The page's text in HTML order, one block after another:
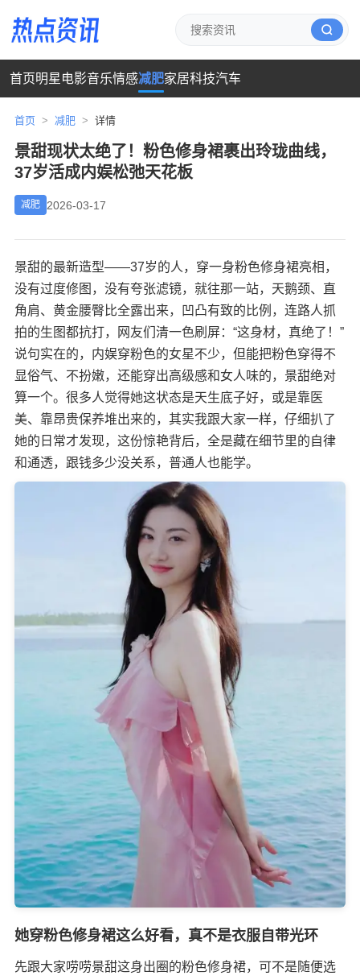
首页明星 电影音乐情感减肥家居科技汽车
首页 > 减肥 > 详情
景甜现状太绝了！粉色修身裙裹出玲珑曲线，
37岁活成内娱松弛天花板
减肥 2026-03-17
景甜的最新造型——37岁的人，穿一身粉色修身裙亮相，
没有过度修图，没有夸张滤镜，就往那一站，天鹅颈、直
角肩、黄金腰臀比全露出来，凹凸有致的比例，连路人抓
拍的生图都抗打，网友们清一色刷屏：“这身材，真绝了！”​
说句实在的，内娱穿粉色的女星不少，但能把粉色穿得不
显俗气、不扮嫩，还能穿出高级感和女人味的，景甜绝对
算一个。很多人觉得她这状态是天生底子好，或是靠医
美、靠昂贵保养堆出来的，其实我跟大家一样，仔细扒了
她的日常才发现，这份惊艳背后，全是藏在细节里的自律
和通透，跟钱多少没关系，普通人也能学。​
她穿粉色修身裙这么好看，真不是衣服自带光环​
先跟大家唠唠景甜这身出圈的粉色修身裙，可不是随便选